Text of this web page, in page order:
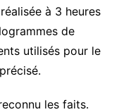
à 3 heures
de
utilisés pour le
les faits.